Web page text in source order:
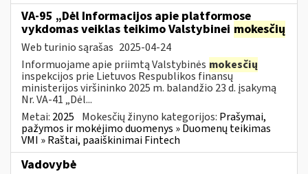
VA-95 „Dėl Informacijos apie platformose
vykdomas veiklas teikimo Valstybinei mokesčių
Web turinio sąrašas 2025-04-24
Informuojame apie priimtą Valstybinės mokesčių
inspekcijos prie Lietuvos Respublikos finansų
ministerijos viršininko 2025 m. balandžio 23 d. įsakymą
Nr. VA-41 „Dėl...
Metai: 2025 Mokesčių žinyno kategorijos: Prašymai,
pažymos ir mokėjimo duomenys » Duomenų teikimas
VMI » Raštai, paaiškinimai Fintech
Vadovybė